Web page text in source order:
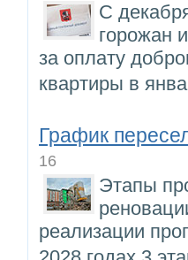
С
горожан
за оплату
квартиры в
График
16
Этапы
реализации